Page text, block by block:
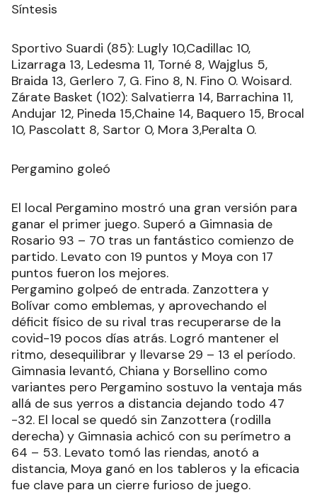
Síntesis
Sportivo Suardi (85): Lugly 10,Cadillac 10,
Lizarraga 13, Ledesma 11, Torné 8, Wajglus 5,
Braida 13, Gerlero 7, G. Fino 8, N. Fino 0. Woisard.
Zárate Basket (102): Salvatierra 14, Barrachina 11,
Andujar 12, Pineda 15,Chaine 14, Baquero 15, Brocal
10, Pascolatt 8, Sartor 0, Mora 3,Peralta 0.
Pergamino goleó
El local Pergamino mostró una gran versión para
ganar el primer juego. Superó a Gimnasia de
Rosario 93 – 70 tras un fantástico comienzo de
partido. Levato con 19 puntos y Moya con 17
puntos fueron los mejores.
Pergamino golpeó de entrada. Zanzottera y
Bolívar como emblemas, y aprovechando el
déficit físico de su rival tras recuperarse de la
covid-19 pocos días atrás. Logró mantener el
ritmo, desequilibrar y llevarse 29 – 13 el período.
Gimnasia levantó, Chiana y Borsellino como
variantes pero Pergamino sostuvo la ventaja más
allá de sus yerros a distancia dejando todo 47
-32. El local se quedó sin Zanzottera (rodilla
derecha) y Gimnasia achicó con su perímetro a
64 – 53. Levato tomó las riendas, anotó a
distancia, Moya ganó en los tableros y la eficacia
fue clave para un cierre furioso de juego.